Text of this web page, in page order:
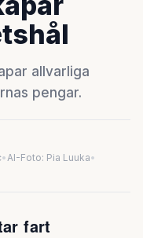
allvarliga
pengar.
•AI-Foto: Pia Luuka•
fart